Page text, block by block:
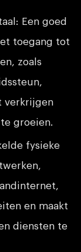
Een goed
toegang tot
zoals
verkrijgen
groeien.
fysieke
en maakt
diensten te